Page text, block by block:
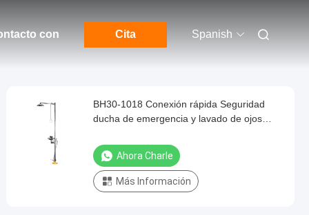
con Cita Spanish
BH30-1018 Conexión rápida Seguridad
ducha de emergencia y lavado de ojos
Ahora Charle
Más Información